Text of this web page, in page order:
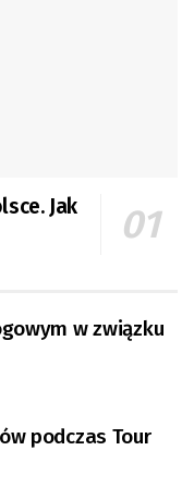
Jak
w związku
podczas Tour